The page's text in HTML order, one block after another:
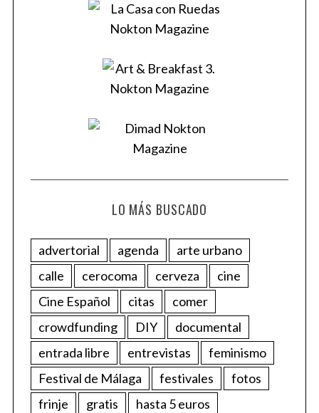
LO MÁS BUSCADO
advertorial agenda
arte urbano
calle
cerocoma cerveza
cine
Cine Español
citas
comer
crowdfunding
DIY
documental
entrada libre
entrevistas
feminismo
Festival de Málaga
festivales
fotos
frinje
gratis
hasta 5 euros